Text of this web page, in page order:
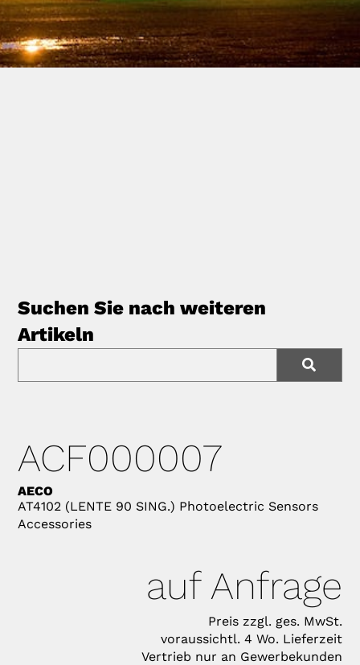
Suchen Sie nach weiteren
Artikeln
ACF000007
AECO
AT4102 (LENTE 90 SING.) Photoelectric Sensors
Accessories
auf Anfrage
Preis zzgl. ges. MwSt.
voraussichtl. 4 Wo. Lieferzeit
Vertrieb nur an Gewerbekunden